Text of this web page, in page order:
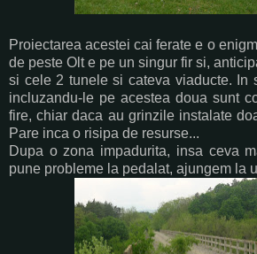
Proiectarea acestei cai ferate e o
de peste Olt e pe un singur fir si,
si cele 2 tunele si cateva viaducte. In
incluzandu-le pe acestea doua sunt
fire, chiar daca au grinzile instalate
Pare inca o risipa de resurse...
Dupa o zona impadurita, insa ceva
pune probleme la pedalat, ajungem la